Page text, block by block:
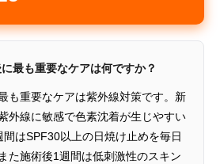
最も重要なケアは何ですか？
も重要なケアは紫外線対策です。新
外線に敏感で色素沈着が生じやすい
はSPF30以上の日焼け止めを毎日
た施術後1週間は低刺激性のスキン